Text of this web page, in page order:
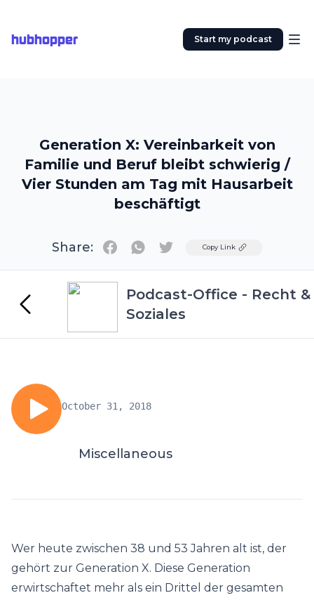
hubhopper Start my podcast
Generation X: Vereinbarkeit von
Familie und Beruf bleibt schwierig /
Vier Stunden am Tag mit Hausarbeit
beschäftigt
Share: TwitterCopy Link
Podcast-Office - Recht &
Soziales
October 31, 2018
Miscellaneous
Wer heute zwischen 38 und 53 Jahren alt ist, der
gehört zur Generation X. Diese Generation
erwirtschaftet mehr als ein Drittel der gesamten